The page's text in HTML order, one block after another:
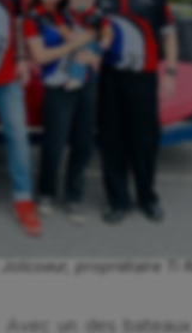
Pétanque
Plongée
Roller-
propriétaire Ti
Avec un des